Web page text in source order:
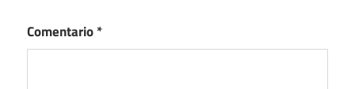
Comentario*